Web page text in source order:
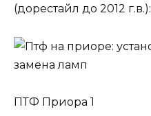
(дорестайл до 2012 г.в.):
ПТФ Приора 1